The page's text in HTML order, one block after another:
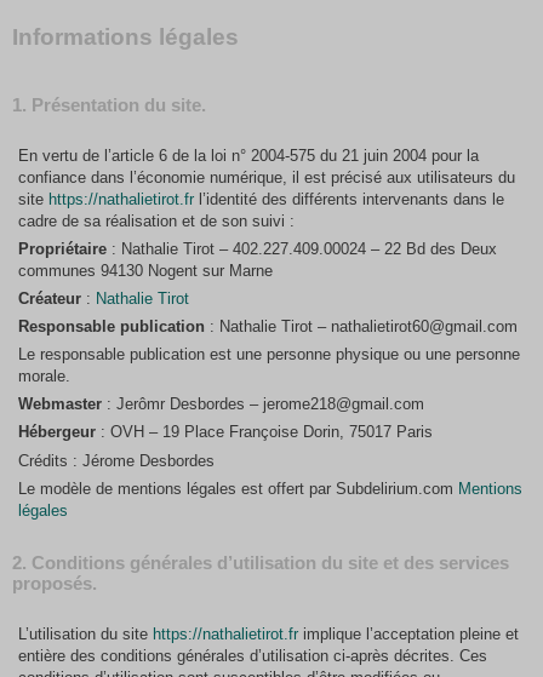
Informations légales
1. Présentation du site.
En vertu de l’article 6 de la loi n° 2004-575 du 21 juin 2004 pour la
confiance dans l’économie numérique, il est précisé aux utilisateurs du
site https://nathalietirot.fr l’identité des différents intervenants dans le
cadre de sa réalisation et de son suivi :
Propriétaire : Nathalie Tirot – 402.227.409.00024 – 22 Bd des Deux
communes 94130 Nogent sur Marne
Créateur : Nathalie Tirot
Responsable publication : Nathalie Tirot – nathalietirot60@gmail.com
Le responsable publication est une personne physique ou une personne
morale.
Webmaster : Jerômr Desbordes – jerome218@gmail.com
Hébergeur : OVH – 19 Place Françoise Dorin, 75017 Paris
Crédits : Jérome Desbordes
Le modèle de mentions légales est offert par Subdelirium.com Mentions
légales
2. Conditions générales d’utilisation du site et des services
proposés.
L’utilisation du site https://nathalietirot.fr implique l’acceptation pleine et
entière des conditions générales d’utilisation ci-après décrites. Ces